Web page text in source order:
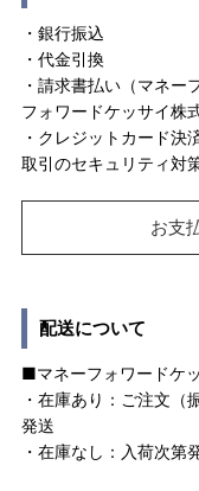
・銀行振込
・代金引換
・請求書払い（マネー
フォワードケッサイ株
・クレジットカード決
取引のセキュリティ対
お支
配送について
■マネーフォワードケ
・在庫あり：ご注文（
発送
・在庫なし：入荷次第